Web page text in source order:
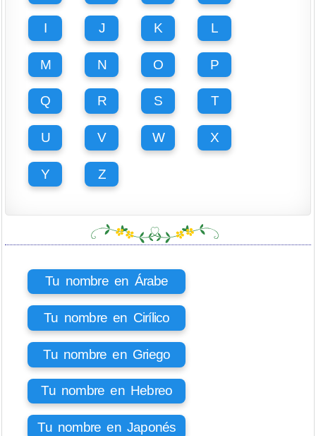
I J K L
M N O P
Q R S T
U V W X
Y Z
Tu nombre en Árabe
Tu nombre en Cirílico
Tu nombre en Griego
Tu nombre en Hebreo
Tu nombre en Japonés